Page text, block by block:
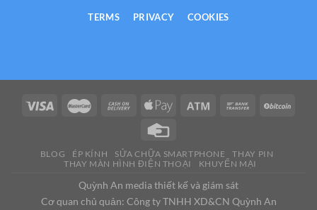
TERMS PRIVACY COOKIES
BLOG ÉP KÍNH SỬA CHỮA SMARTPHONE
THAY PIN
THAY MÀN HÌNH ĐIỆN THOẠI
KHUYẾN MẠI
Quỳnh An media thiết kế và giám sát
Cơ quan chủ quản: Công ty TNHH XD&CN Quỳnh An